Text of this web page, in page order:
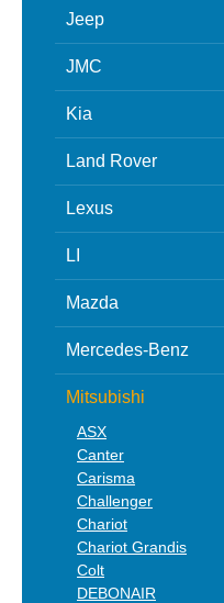
Jeep
JMC
Kia
Land Rover
Lexus
LI
Mazda
Mercedes-Benz
Mitsubishi
ASX
Canter
Carisma
Challenger
Chariot
Chariot Grandis
Colt
DEBONAIR